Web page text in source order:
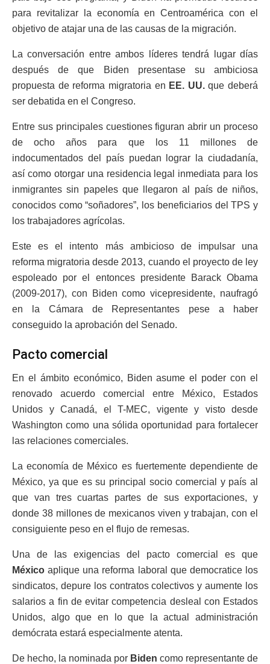
para revitalizar la economía en Centroamérica con el
objetivo de atajar una de las causas de la migración.
La conversación entre ambos líderes tendrá lugar días
después de que Biden presentase su ambiciosa
propuesta de reforma migratoria en EE. UU.que deberá
ser debatida en el Congreso.
Entre sus principales cuestiones figuran abrir un proceso
de ocho años para que los 11 millones de
indocumentados del país puedan lograr la ciudadanía,
así como otorgar una residencia legal inmediata para los
inmigrantes sin papeles que llegaron al país de niños,
conocidos como “soñadores”, los beneficiarios del TPS y
los trabajadores agrícolas.
Este es el intento más ambicioso de impulsar una
reforma migratoria desde 2013, cuando el proyecto de ley
espoleado por el entonces presidente Barack Obama
(2009-2017), con Biden como vicepresidente, naufragó
en la Cámara de Representantes pese a haber
conseguido la aprobación del Senado.
Pacto comercial
En el ámbito económico, Biden asume el poder con el
renovado acuerdo comercial entre México, Estados
Unidos y Canadá, el T-MEC, vigente y visto desde
Washington como una sólida oportunidad para fortalecer
las relaciones comerciales.
La economía de México es fuertemente dependiente de
México, ya que es su principal socio comercial y país al
que van tres cuartas partes de sus exportaciones, y
donde 38 millones de mexicanos viven y trabajan, con el
consiguiente peso en el flujo de remesas.
Una de las exigencias del pacto comercial es que
México aplique una reforma laboral que democratice los
sindicatos, depure los contratos colectivos y aumente los
salarios a fin de evitar competencia desleal con Estados
Unidos, algo que en lo que la actual administración
demócrata estará especialmente atenta.
De hecho, la nominada por Biden como representante de